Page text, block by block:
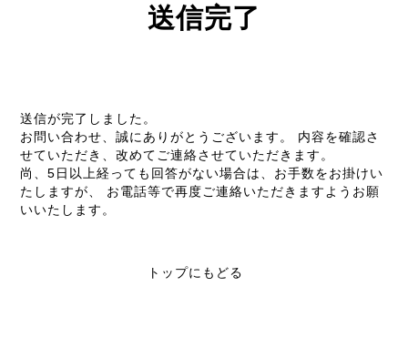
送信完了
送信が完了しました。
お問い合わせ、誠にありがとうございます。 内容を確認さ
せていただき、改めてご連絡させていただきます。
尚、5日以上経っても回答がない場合は、お手数をお掛けい
たしますが、
お電話等で再度ご連絡いただきますようお願
いいたします。
トップにもどる